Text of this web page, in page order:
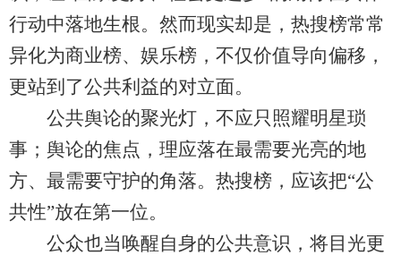
行动中落地生根。然而现实却是，热搜榜常常
异化为商业榜、娱乐榜，不仅价值导向偏移，
更站到了公共利益的对立面。
公共舆论的聚光灯，不应只照耀明星琐
事；舆论的焦点，理应落在最需要光亮的地
方、最需要守护的角落。热搜榜，应该把“公
共性”放在第一位。
公众也当唤醒自身的公共意识，将目光更